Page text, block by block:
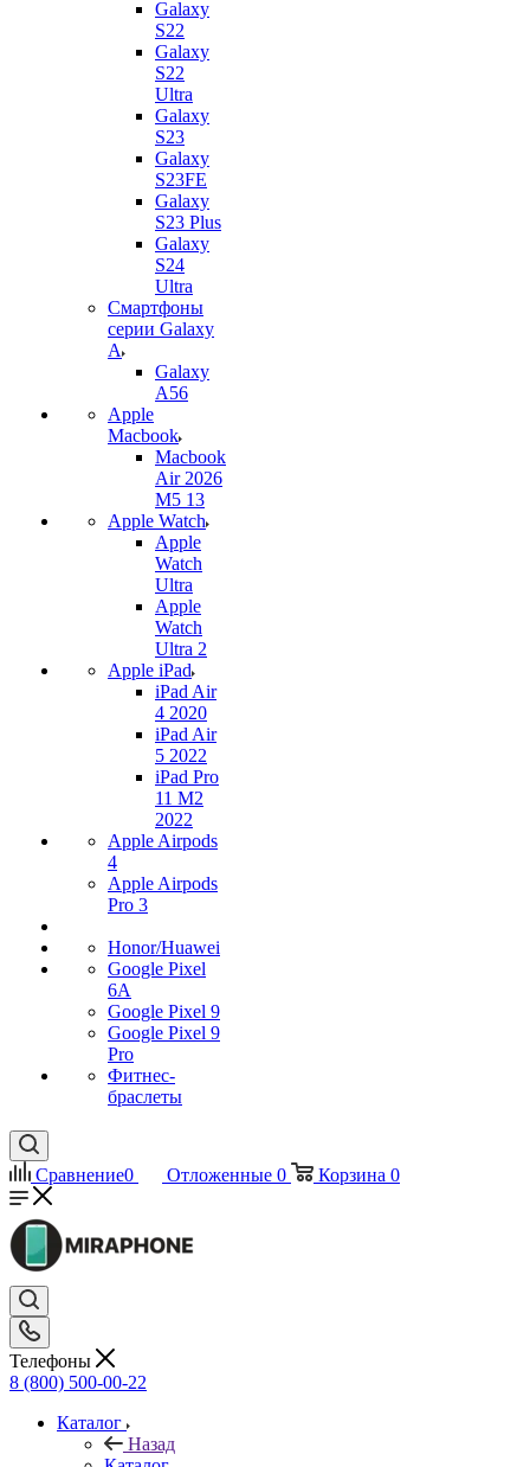
Galaxy
S22
Galaxy
S22
Ultra
Galaxy
S23
Galaxy
S23FE
Galaxy
S23 Plus
Galaxy
S24
Ultra
Смартфоны
серии Galaxy
A
Galaxy
A56
Apple
Macbook
Macbook
Air 2026
M5 13
Apple Watch
Apple
Watch
Ultra
Apple
Watch
Ultra 2
Apple iPad
iPad Air
4 2020
iPad Air
5 2022
iPad Pro
11 M2
2022
Apple Airpods
4
Apple Airpods
Pro 3
Honor/Huawei
Google Pixel
6A
Google Pixel 9
Google Pixel 9
Pro
Фитнес-
браслеты
Сравнение0 Отложенные 0 Корзина 0
Телефоны
8 (800) 500-00-22
Каталог
Назад